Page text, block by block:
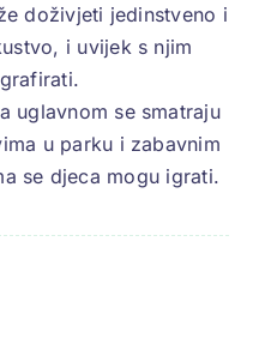
doživjeti jedinstveno i
i uvijek s njim
uglavnom se smatraju
u parku i zabavnim
se djeca mogu igrati.